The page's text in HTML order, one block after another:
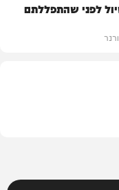
לפני שהתפללתם